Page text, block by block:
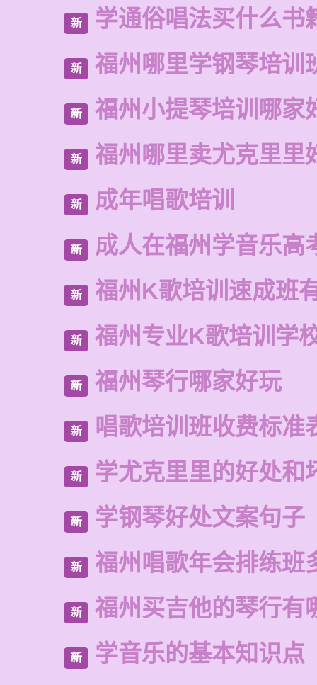
新 学通俗唱法买什么书
新 福州哪里学钢琴培训
新 福州小提琴培训哪家
新 福州哪里卖尤克里里
新 成年唱歌培训
新 成人在福州学音乐高
新 福州K歌培训速成班
新 福州专业K歌培训学
新 福州琴行哪家好玩
新 唱歌培训班收费标准
新 学尤克里里的好处和
新 学钢琴好处文案句子
新 福州唱歌年会排练班
新 福州买吉他的琴行有
新 学音乐的基本知识点